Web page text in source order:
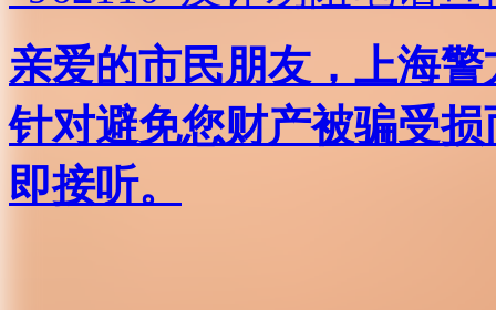
亲爱的市民朋友，上海
针对避免您财产被骗受
即接听。